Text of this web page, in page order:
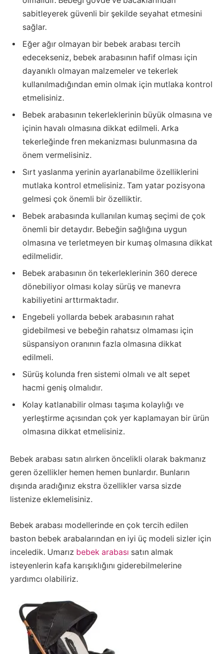
sabitleyerek güvenli bir şekilde seyahat etmesini
sağlar.
Eğer ağır olmayan bir bebek arabası tercih
edecekseniz, bebek arabasının hafif olması için
dayanıklı olmayan malzemeler ve tekerlek
kullanılmadığından emin olmak için mutlaka kontrol
etmelisiniz.
Bebek arabasının tekerleklerinin büyük olmasına ve
içinin havalı olmasına dikkat edilmeli. Arka
tekerleğinde fren mekanizması bulunmasına da
önem vermelisiniz.
Sırt yaslanma yerinin ayarlanabilme özelliklerini
mutlaka kontrol etmelisiniz. Tam yatar pozisyona
gelmesi çok önemli bir özelliktir.
Bebek arabasında kullanılan kumaş seçimi de çok
önemli bir detaydır. Bebeğin sağlığına uygun
olmasına ve terletmeyen bir kumaş olmasına dikkat
edilmelidir.
Bebek arabasının ön tekerleklerinin 360 derece
dönebiliyor olması kolay sürüş ve manevra
kabiliyetini arttırmaktadır.
Engebeli yollarda bebek arabasının rahat
gidebilmesi ve bebeğin rahatsız olmaması için
süspansiyon oranının fazla olmasına dikkat
edilmeli.
Sürüş kolunda fren sistemi olmalı ve alt sepet
hacmi geniş olmalıdır.
Kolay katlanabilir olması taşıma kolaylığı ve
yerleştirme açısından çok yer kaplamayan bir ürün
olmasına dikkat etmelisiniz.
Bebek arabası satın alırken öncelikli olarak bakmanız
geren özellikler hemen hemen bunlardır. Bunların
dışında aradığınız ekstra özellikler varsa sizde
listenize eklemelisiniz.
Bebek arabası modellerinde en çok tercih edilen
baston bebek arabalarından en iyi üç modeli sizler için
inceledik. Umarız bebek arabası satın almak
isteyenlerin kafa karışıklığını giderebilmelerine
yardımcı olabiliriz.